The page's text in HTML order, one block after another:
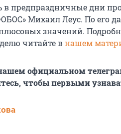
в предпраздничные дни
Михаил Леус. По его
значений.
читайте внашем
официальном
чтобы первыми